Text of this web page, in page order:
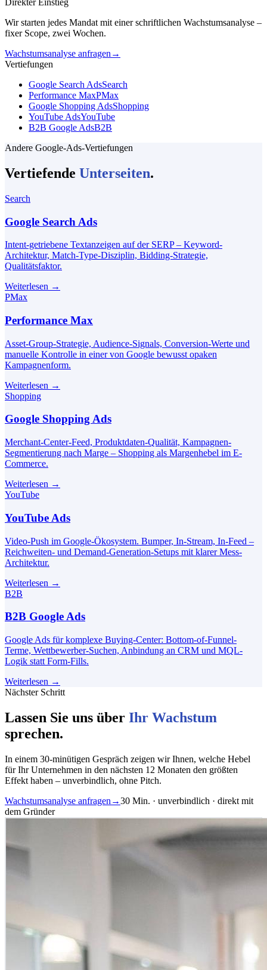
Direkter Einstieg
Wir starten jedes Mandat mit einer schriftlichen Wachstumsanalyse –
fixer Scope, zwei Wochen.
Wachstumsanalyse anfragen →
Vertiefungen
Google Search AdsSearch
Performance MaxPMax
Google Shopping AdsShopping
YouTube AdsYouTube
B2B Google AdsB2B
Andere Google-Ads-Vertiefungen
Vertiefende Unterseiten.
Search
Google Search Ads
Intent-getriebene Textanzeigen auf der SERP – Keyword-
Architektur, Match-Type-Disziplin, Bidding-Strategie,
Qualitätsfaktor.
Weiterlesen →
PMax
Performance Max
Asset-Group-Strategie, Audience-Signals, Conversion-Werte und
manuelle Kontrolle in einer von Google bewusst opaken
Kampagnenform.
Weiterlesen →
Shopping
Google Shopping Ads
Merchant-Center-Feed, Produktdaten-Qualität, Kampagnen-
Segmentierung nach Marge – Shopping als Margenhebel im E-
Commerce.
Weiterlesen →
YouTube
YouTube Ads
Video-Push im Google-Ökosystem. Bumper, In-Stream, In-Feed –
Reichweiten- und Demand-Generation-Setups mit klarer Mess-
Architektur.
Weiterlesen →
B2B
B2B Google Ads
Google Ads für komplexe Buying-Center: Bottom-of-Funnel-
Terme, Wettbewerber-Suchen, Anbindung an CRM und MQL-
Logik statt Form-Fills.
Weiterlesen →
Nächster Schritt
Lassen Sie uns über Ihr Wachstum
sprechen.
In einem 30-minütigen Gespräch zeigen wir Ihnen, welche Hebel
für Ihr Unternehmen in den nächsten 12 Monaten den größten
Effekt haben – unverbindlich, ohne Pitch.
Wachstumsanalyse anfragen →30 Min. · unverbindlich · direkt mit
dem Gründer